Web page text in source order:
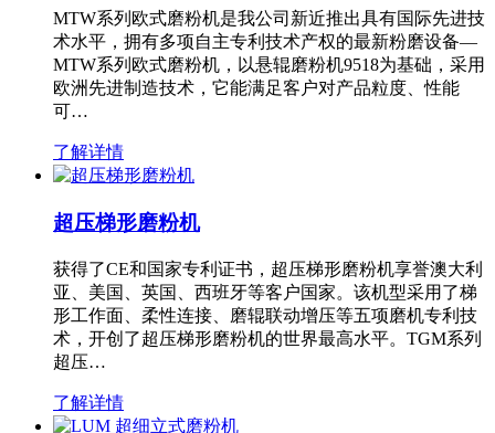
MTW系列欧式磨粉机是我公司新近推出具有国际先进技
术水平，拥有多项自主专利技术产权的最新粉磨设备—
MTW系列欧式磨粉机，以悬辊磨粉机9518为基础，采用
欧洲先进制造技术，它能满足客户对产品粒度、性能
可…
了解详情
超压梯形磨粉机
获得了CE和国家专利证书，超压梯形磨粉机享誉澳大利
亚、美国、英国、西班牙等客户国家。该机型采用了梯
形工作面、柔性连接、磨辊联动增压等五项磨机专利技
术，开创了超压梯形磨粉机的世界最高水平。TGM系列
超压…
了解详情